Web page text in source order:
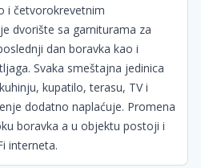
i četvorokrevetnim
dvorište sa garniturama za
dan boravka kao i
Svaka smeštajna jedinica
kupatilo, terasu, TV i
dodatno naplaćuje. Promena
boravka a u objektu postoji i
interneta.